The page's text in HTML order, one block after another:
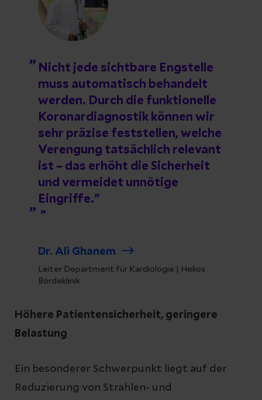
Leiter Department für Kardiologie | Helios
Bördeklinik
Nicht jede sichtbare Engstelle
muss automatisch behandelt
werden. Durch die funktionelle
Koronardiagnostik können wir
sehr präzise feststellen, welche
Verengung tatsächlich relevant
ist – das erhöht die Sicherheit
und vermeidet unnötige
Eingriffe.
Dr. Ali Ghanem
Höhere Patientensicherheit, geringere
Belastung
Ein besonderer Schwerpunkt liegt auf der
Reduzierung von Strahlen- und